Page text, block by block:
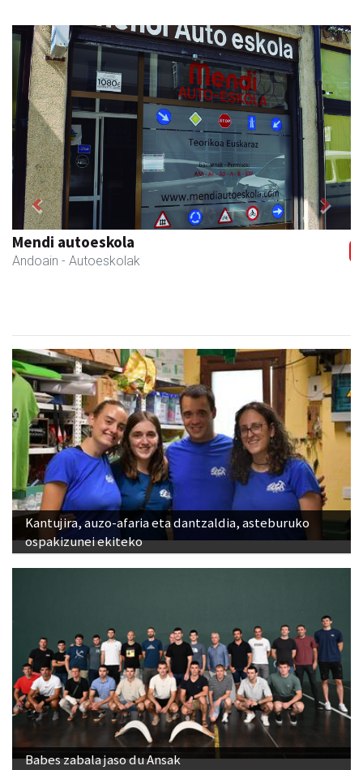
Mendi autoeskola
Andoain - Autoeskolak
Previous Next
Kantujira, auzo-afaria eta dantzaldia, asteburuko
ospakizunei ekiteko
Babes zabala jaso du Ansak